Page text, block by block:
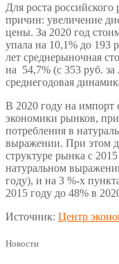
Для роста российского
причин: увеличение
цены. За 2020 год
упала на 10,1% до 193
лет среднерыночная
на 54,7% (с 353 руб. за
среднегодовая
В 2020 году на импорт
экономики рынков,
потребления в
выражении. При этом
структуре рынка с
натуральном
году), и на 3 %-х
2015 году до 48% в
Источник: Центр
Новости